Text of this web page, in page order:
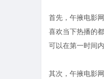
首先，午掖电影
喜欢当下热播的
可以在第一时间
其次，午掖电影